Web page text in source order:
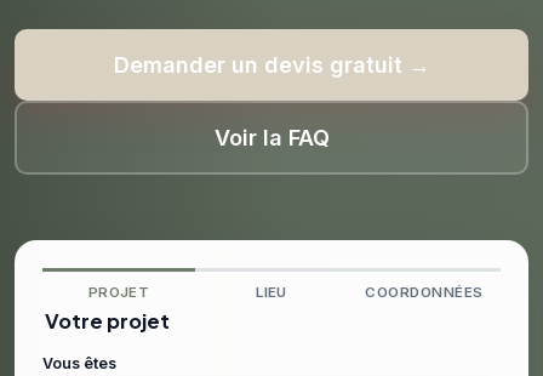
Demander un devis gratuit →
Voir la FAQ
PROJET LIEU COORDONNÉES
Votre projet
Vous êtes